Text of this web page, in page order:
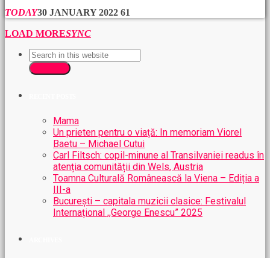
TODAY30 JANUARY 2022 61
LOAD MORESYNC
Mama
Un prieten pentru o viață: In memoriam Viorel
Baetu – Michael Cutui
Carl Filtsch: copil-minune al Transilvaniei readus în
atenția comunității din Wels, Austria
Toamna Culturală Românească la Viena – Ediția a
III-a
București – capitala muzicii clasice: Festivalul
Internațional ,,George Enescu” 2025